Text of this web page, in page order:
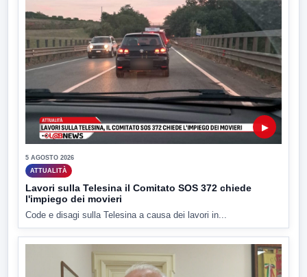
▶
5 AGOSTO 2026
ATTUALITÀ
Lavori sulla Telesina il Comitato SOS 372 chiede
l'impiego dei movieri
Code e disagi sulla Telesina a causa dei lavori in...